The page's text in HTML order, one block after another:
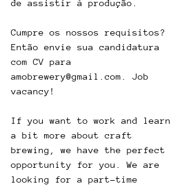
de assistir à produção.
Cumpre os nossos requisitos?
Então envie sua candidatura
com CV para
amobrewery@gmail.com. Job
vacancy!
If you want to work and learn
a bit more about craft
brewing, we have the perfect
opportunity for you. We are
looking for a part-time